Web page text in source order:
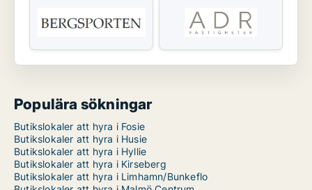
Populära sökningar
Butikslokaler att hyra i Fosie
Butikslokaler att hyra i Husie
Butikslokaler att hyra i Hyllie
Butikslokaler att hyra i Kirseberg
Butikslokaler att hyra i Limhamn/Bunkeflo